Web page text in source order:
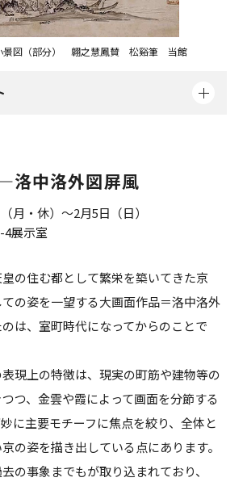
景図（部分） 翺之慧鳳賛 松谿筆 当館
洛中洛外図屏風
月・休）～2月5日（日）
4展示室
の住む都として繁栄を築いてきた京
の姿を一望する大画面作品＝洛中洛外
は、室町時代になってからのことで
現上の特徴は、現実の町筋や建物等の
つ、金雲や霞によって画面を分節する
に主要モチーフに焦点を絞り、全体と
の姿を描き出している点にあります。
の事象までもが取り込まれており、